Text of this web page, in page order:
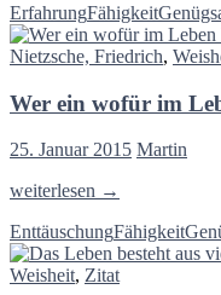
brauchen
nicht
viel…
ErfahrungFähigkeit
Nietzsche, Friedrich,
Wer ein wofür im
25. Januar 2015 Martin
Wer
wofür
im
Leben
weiterlesen →
EnttäuschungFähigkeit
Weisheit, Zitat